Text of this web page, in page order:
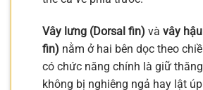
Vây lưng (Dorsal fin) và vây
fin) nằm ở hai bên dọc theo
có chức năng chính là giữ
không bị nghiêng ngả hay lật